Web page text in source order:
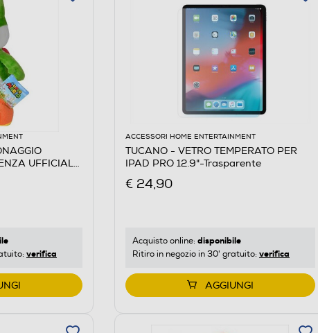
UFFICIAL-
verifica
ACCESSORI HOME ENTERTAINMENT
TUCANO - VETRO TEMPERATO PER
IPAD PRO 12.9"-Trasparente
€ 24,90
Acquisto online: disponibile
Ritiro in negozio in 30' gratuito: verifica
AGGIUNGI